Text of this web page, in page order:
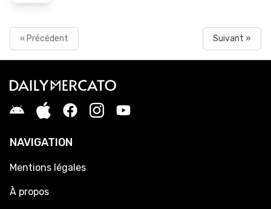
« Précédent Suivant »
NAVIGATION
Mentions légales
À propos